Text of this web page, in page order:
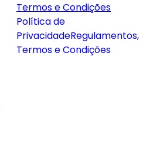
Termos e Condições
Política de
PrivacidadeRegulamentos,
Termos e Condições